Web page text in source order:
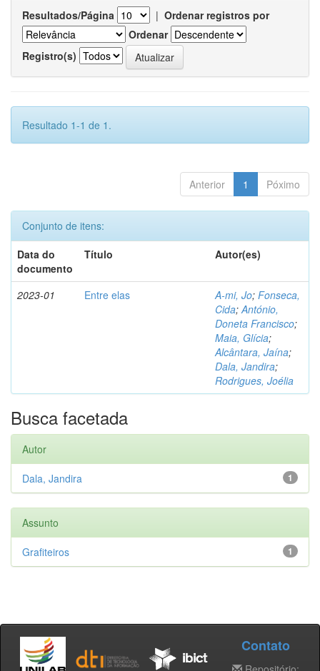
Resultados/Página | Ordenar registros por
Ordenar
Registro(s)
Resultado 1-1 de 1.
Anterior 1 Póximo
Conjunto de itens:
Data do
documento
Título Autor(es)
2023-01 Entre elas A-mi, Jo; Fonseca,
Cida;António,
Doneta Francisco;
Maia, Glícia;
Alcântara, Jaína;
Dala, Jandira;
Rodrigues, Joélia
Busca facetada
Autor
1
Dala, Jandira
Assunto
1
Grafiteiros
Contato